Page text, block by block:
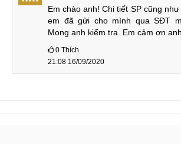
Em chào anh! Chi tiết SP cũng
em đã gửi cho mình qua SĐT
Mong anh kiểm tra. Em cảm ơn
0 Thích
21:08 16/09/2020